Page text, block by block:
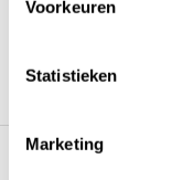
Voorkeuren
Statistieken
Marketing
voor uw tweewieler